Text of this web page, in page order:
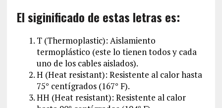
El siginificado de estas letras es:
T (Thermoplastic): Aislamiento
termoplástico (este lo tienen todos y cada
uno de los cables aislados).
H (Heat resistant): Resistente al calor hasta
75° centígrados (167° F).
HH (Heat resistant): Resistente al calor